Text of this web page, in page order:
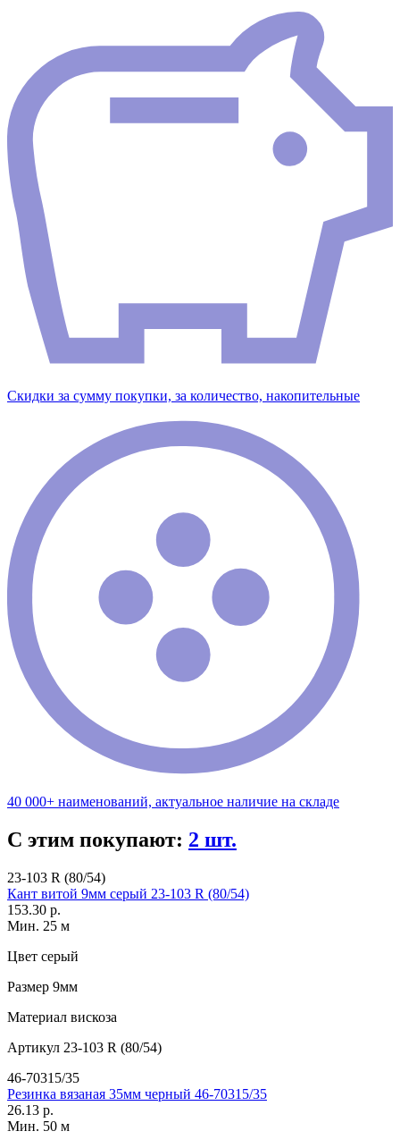
Скидки за сумму покупки, за количество, накопительные
40 000+ наименований, актуальное наличие на складе
С этим покупают: 2 шт.
23-103 R (80/54)
Кант витой 9мм серый 23-103 R (80/54)
153.30 р.
Мин. 25 м
Цвет серый
Размер 9мм
Материал вискоза
Артикул 23-103 R (80/54)
46-70315/35
Резинка вязаная 35мм черный 46-70315/35
26.13 р.
Мин. 50 м